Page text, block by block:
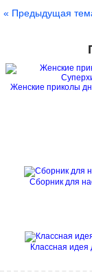
« Предыдущая
Женские приколы
Сборник для
Классная идея